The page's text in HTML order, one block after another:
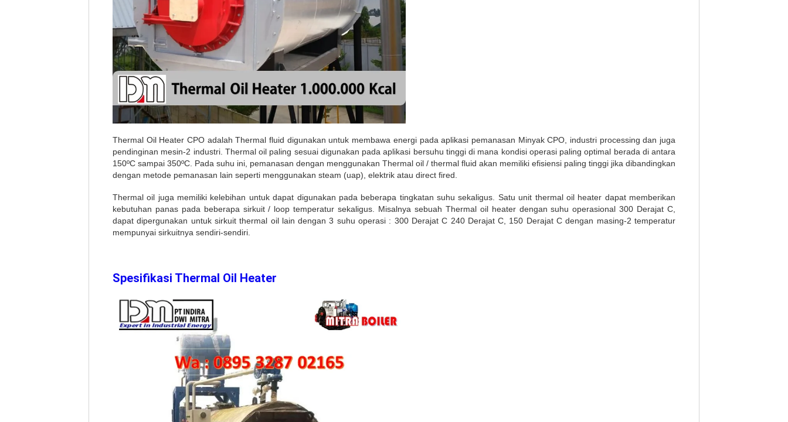
Thermal Oil Heater CPO adalah Thermal fluid digunakan untuk membawa energi pada aplikasi pemanasan Minyak CPO, industri processing dan juga
pendinginan mesin-2 industri. Thermal oil paling sesuai digunakan pada aplikasi bersuhu tinggi di mana kondisi operasi paling optimal berada di antara
150ºC sampai 350ºC. Pada suhu ini, pemanasan dengan menggunakan Thermal oil / thermal fluid akan memiliki efisiensi paling tinggi jika dibandingkan
dengan metode pemanasan lain seperti menggunakan steam (uap), elektrik atau direct fired.
Thermal oil juga memiliki kelebihan untuk dapat digunakan pada beberapa tingkatan suhu sekaligus. Satu unit thermal oil heater dapat memberikan
kebutuhan panas pada beberapa sirkuit / loop temperatur sekaligus. Misalnya sebuah Thermal oil heater dengan suhu operasional 300 Derajat C,
dapat dipergunakan untuk sirkuit thermal oil lain dengan 3 suhu operasi : 300 Derajat C 240 Derajat C, 150 Derajat C dengan masing-2 temperatur
mempunyai sirkuitnya sendiri-sendiri.
Spesifikasi Thermal Oil Heater